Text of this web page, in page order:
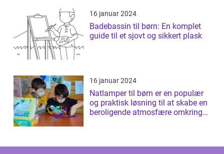
16 januar 2024
Badebassin til børn: En komplet
guide til et sjovt og sikkert plask
16 januar 2024
Natlamper til børn er en populær
og praktisk løsning til at skabe en
beroligende atmosfære omkring